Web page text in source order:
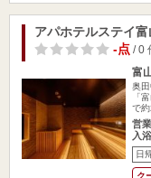
アパホテルステイ富
-点/ 0
富
奥
「
で
営
入
日
ク